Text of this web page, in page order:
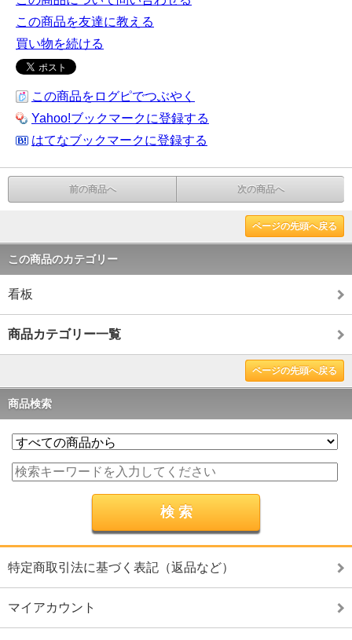
この商品を友達に教える
買い物を続ける
この商品をログピでつぶやく
Yahoo!ブックマークに登録する
はてなブックマークに登録する
前の商品へ 次の商品へ
ページの先頭へ戻る
この商品のカテゴリー
看板
商品カテゴリー一覧
ページの先頭へ戻る
商品検索
特定商取引法に基づく表記（返品など）
マイアカウント